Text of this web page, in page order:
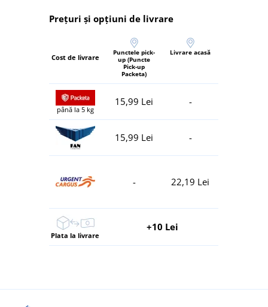
Prețuri și opțiuni de livrare
Cost de livrare
Punctele pick-
up (Puncte
Pick-up
Packeta)
Livrare acasă
până la 5 kg
15,99 Lei -
15,99 Lei -
- 22,19 Lei
Plata la livrare
+10 Lei